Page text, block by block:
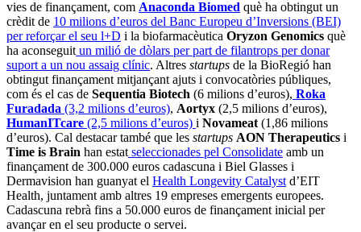
vies de finançament, com Anaconda Biomed què ha obtingut un
crèdit de 10 milions d’euros del Banc Europeu d’Inversions (BEI)
per reforçar el seu l+D i la biofarmacèutica Oryzon Genomics què
ha aconseguit un milió de dòlars per part de filantrops per donar
suport a un nou assaig clínic. Altres startups de la BioRegió han
obtingut finançament mitjançant ajuts i convocatòries públiques,
com és el cas de Sequentia Biotech (6 milions d’euros), Roka
Furadada (3,2 milions d’euros), Aortyx (2,5 milions d’euros),
HumanITcare (2,5 milions d’euros) i Novameat (1,86 milions
d’euros). Cal destacar també que les startups AON Therapeutics i
Time is Brain han estat seleccionades pel Consolidate amb un
finançament de 300.000 euros cadascuna i Biel Glasses i
Dermavision han guanyat el Health Longevity Catalyst d’EIT
Health, juntament amb altres 19 empreses emergents europees.
Cadascuna rebrà fins a 50.000 euros de finançament inicial per
avançar en el seu producte o servei.